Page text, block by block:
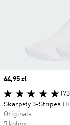
Price
64,95 zł
Skarpety 3-Stripes
Originals